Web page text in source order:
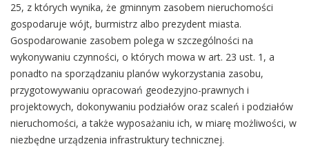
25, z których wynika, że gminnym zasobem nieruchomości
gospodaruje wójt, burmistrz albo prezydent miasta.
Gospodarowanie zasobem polega w szczególności na
wykonywaniu czynności, o których mowa w art. 23 ust. 1, a
ponadto na sporządzaniu planów wykorzystania zasobu,
przygotowywaniu opracowań geodezyjno-prawnych i
projektowych, dokonywaniu podziałów oraz scaleń i podziałów
nieruchomości, a także wyposażaniu ich, w miarę możliwości, w
niezbędne urządzenia infrastruktury technicznej.